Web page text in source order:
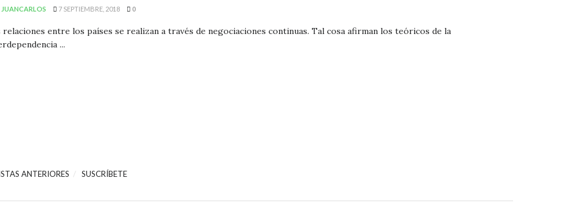
JUANCARLOS 7 SEPTIEMBRE, 2018 0
relaciones entre los países se realizan a través de negociaciones continuas. Tal cosa afirman los teóricos de la
...
ANTERIORES SUSCRÍBETE